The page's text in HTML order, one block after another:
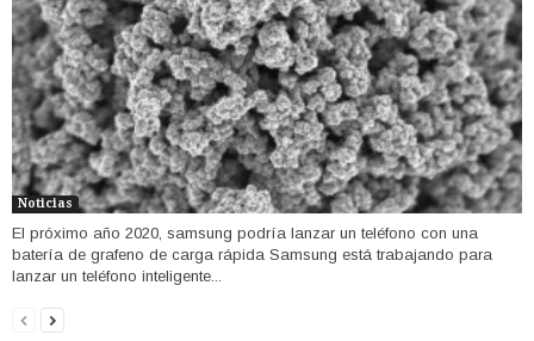
Noticias
El próximo año 2020, samsung podría lanzar un teléfono con una
batería de grafeno de carga rápida Samsung está trabajando para
lanzar un teléfono inteligente...